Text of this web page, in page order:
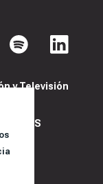
y Televisión